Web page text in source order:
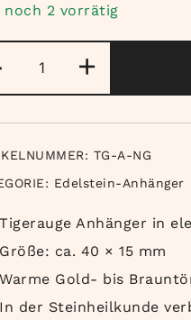
noch 2 vorrätig
Anhänger
Navette
Menge
+
TG-A-NG
Edelstein-Anhänger
Tigerauge Anhänger in
Größe: ca. 40 × 15 mm
Warme Gold- bis
In der Steinheilkunde